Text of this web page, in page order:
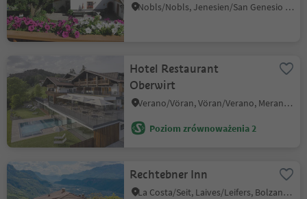
Nobls/Nobls, Jenesien/San Genesio Atesino, Bolzano/Bozen and environs
Hotel Restaurant
Oberwirt
Verano/Vöran, Vöran/Verano, Meran/Merano and environs
Poziom zrównoważenia 2
Rechtebner Inn
La Costa/Seit, Laives/Leifers, Bolzano/Bozen and environs